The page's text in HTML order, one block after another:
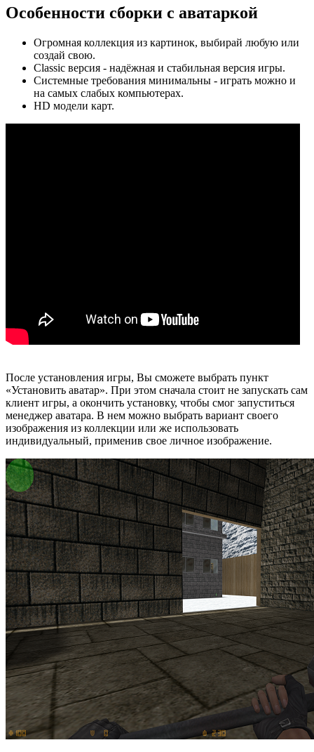
Особенности сборки с aватаркой
Огромная коллекция из картинок, выбирай любую или
создай свою.
Classic версия - надёжная и стабильная версия игры.
Системные требования минимальны - играть можно и
на самых слабых компьютерах.
HD модели карт.
После установления игры, Вы сможете выбрать пункт
«Установить аватар». При этом сначала стоит не запускать сам
клиент игры, а окончить установку, чтобы смог запуститься
менеджер аватара. В нем можно выбрать вариант своего
изображения из коллекции или же использовать
индивидуальный, применив свое личное изображение.